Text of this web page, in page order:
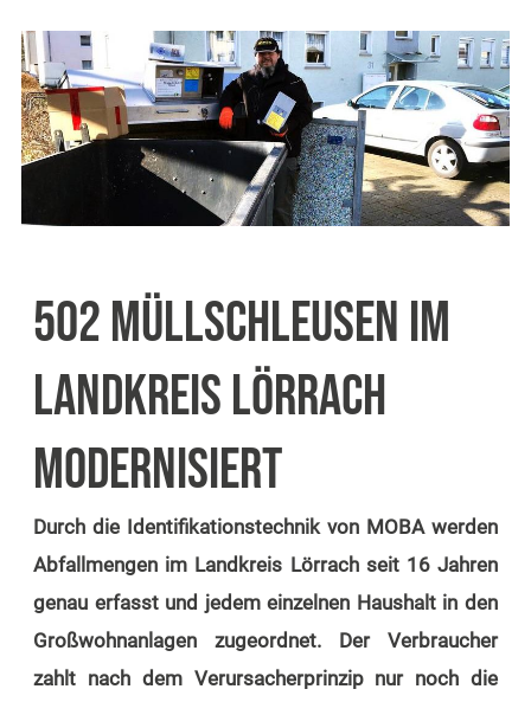
502 MÜLLSCHLEUSEN IM
LANDKREIS LÖRRACH
MODERNISIERT
Durch die Identifikationstechnik von MOBA werden
Abfallmengen im Landkreis Lörrach seit 16 Jahren
genau erfasst und jedem einzelnen Haushalt in den
Großwohnanlagen zugeordnet. Der Verbraucher
zahlt nach dem Verursacherprinzip nur noch die